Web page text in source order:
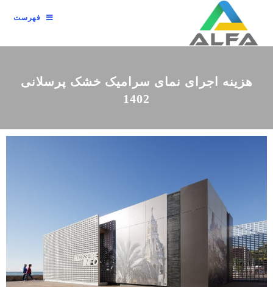
فهرست
هزینه اجرای نمای سرامیک خشک پرسلانی
1402